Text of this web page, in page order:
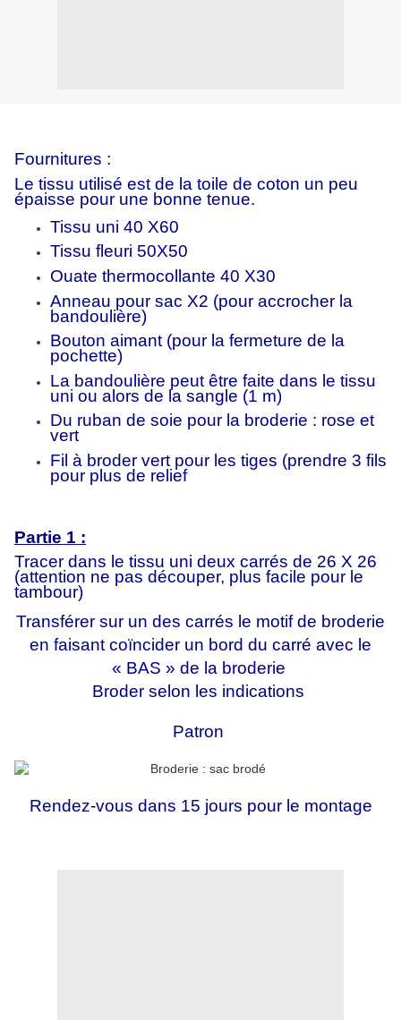
Fournitures :
Le tissu utilisé est de la toile de coton un peu
épaisse pour une bonne tenue.
Tissu uni 40 X60
Tissu fleuri 50X50
Ouate thermocollante 40 X30
Anneau pour sac X2 (pour accrocher la
bandoulière)
Bouton aimant (pour la fermeture de la
pochette)
La bandoulière peut être faite dans le tissu
uni ou alors de la sangle (1 m)
Du ruban de soie pour la broderie : rose et
vert
Fil à broder vert pour les tiges (prendre 3 fils
pour plus de relief
Partie 1 :
Tracer dans le tissu uni deux carrés de 26 X 26
(attention ne pas découper, plus facile pour le
tambour)
Transférer sur un des carrés le motif de broderie
en faisant coïncider un bord du carré avec le
« BAS » de la broderie
Broder selon les indications
Patron
Rendez-vous dans 15 jours pour le montage